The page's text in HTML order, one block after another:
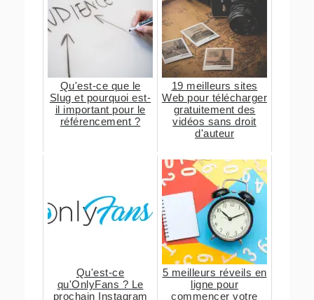
Qu'est-ce que le
Slug et pourquoi est-
il important pour le
référencement ?
19 meilleurs sites
Web pour télécharger
gratuitement des
vidéos sans droit
d'auteur
Qu'est-ce
qu'OnlyFans ? Le
prochain Instagram
5 meilleurs réveils en
ligne pour
commencer votre